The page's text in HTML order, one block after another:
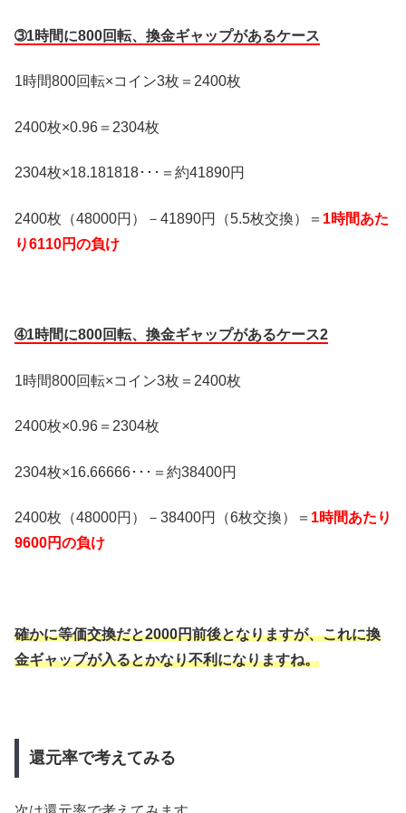
➂1時間に800回転、換金ギャップがあるケース
1時間800回転×コイン3枚＝2400枚
2400枚×0.96＝2304枚
2304枚×18.181818･･･＝約41890円
2400枚（48000円）－41890円（5.5枚交換）＝ 1時間あた
り6110円の負け
➃1時間に800回転、換金ギャップがあるケース2
1時間800回転×コイン3枚＝2400枚
2400枚×0.96＝2304枚
2304枚×16.66666･･･＝約38400円
2400枚（48000円）－38400円（6枚交換）＝ 1時間あたり
9600円の負け
確かに等価交換だと2000円前後となりますが、これに換
金ギャップが入るとかなり不利になりますね。
還元率で考えてみる